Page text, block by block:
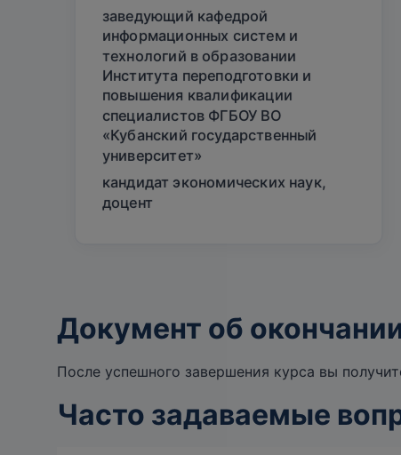
заведующий кафедрой
информационных систем и
технологий в образовании
Института переподготовки и
повышения квалификации
специалистов ФГБОУ ВО
«Кубанский государственный
университет»
кандидат экономических наук,
доцент
Документ об
После успешного завершения курса вы
Часто задаваемые